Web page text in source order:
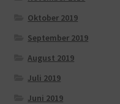
Oktober 2019
September 2019
August 2019
Juli 2019
Juni 2019